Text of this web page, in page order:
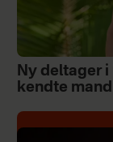
Ny deltager i
kendte mand